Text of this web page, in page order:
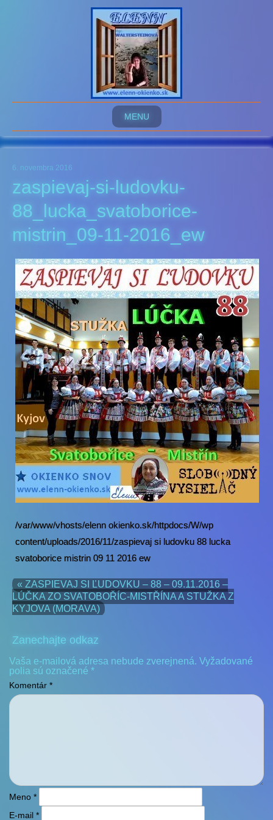
MENU
6. novembra 2016
zaspievaj-si-ludovku-
88_lucka_svatoborice-
mistrin_09-11-2016_ew
/var/www/vhosts/elenn okienko.sk/httpdocs/W/wp
content/uploads/2016/11/zaspievaj si ludovku 88 lucka
svatoborice mistrin 09 11 2016 ew
« ZASPIEVAJ SI ĽUDOVKU – 88 – 09.11.2016 –
LÚČKA ZO SVATOBOŘÍC-MISTŘÍNA A STUŽKA Z
KYJOVA (MORAVA)
Zanechajte odkaz
Vaša e-mailová adresa nebude zverejnená. Vyžadované
polia sú označené *
Komentár *
Meno *
E-mail *